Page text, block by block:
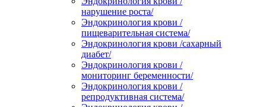
нарушение роста/
Эндокринология крови /
пищеварительная система/
Эндокринология крови /сахарный
диабет/
Эндокринология крови /
мониторинг беременности/
Эндокринология крови /
репродуктивная система/